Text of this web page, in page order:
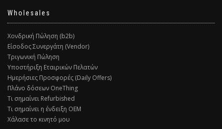
Wholesales
Χονδρική Πώληση (b2b)
Είσοδος Συνεργάτη (Vendor)
Τριγωνική Πώληση
Υποστήριξη Εταιρικών Πελατών
Ημερήσιες Προσφορές (Daily Offers)
Πλάνο δόσεων OneThing
Τι σημαίνει Refurbished
Τι σημαίνει η ένδειξη ΟΕΜ
Χάλασε το κινητό μου